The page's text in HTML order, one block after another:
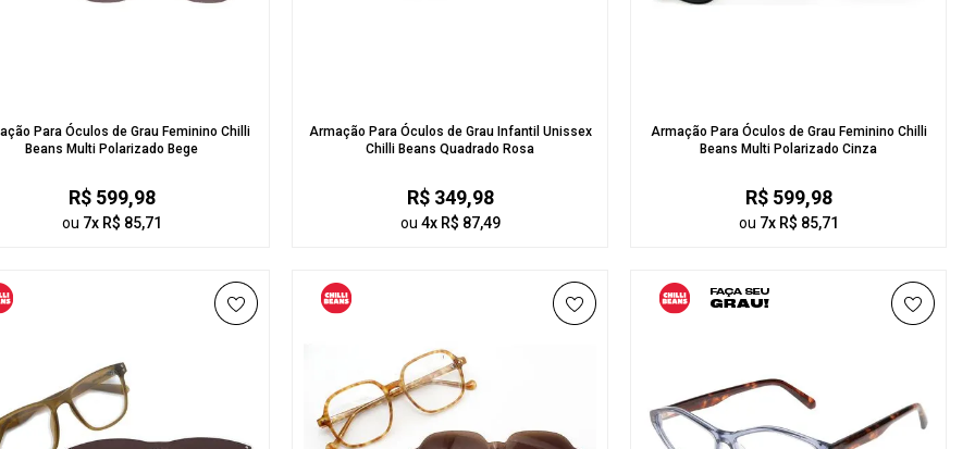
Para Óculos de Grau Feminino Chilli
Beans Multi Polarizado Bege
R$ 599,98
ou 7x R$ 85,71
Armação Para Óculos de Grau Infantil Unissex
Chilli Beans Quadrado Rosa
R$ 349,98
ou 4x R$ 87,49
Armação Para Óculos de Grau Feminino Chilli
Beans Multi Polarizado Cinza
R$ 599,98
ou 7x R$ 85,71